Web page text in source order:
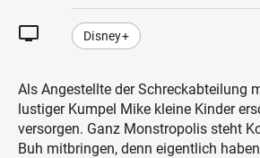
tv Disney+
Als Angestellte der Schreckabteilung
lustiger Kumpel Mike kleine Kinder
versorgen. Ganz Monstropolis steht
Buh mitbringen, denn eigentlich